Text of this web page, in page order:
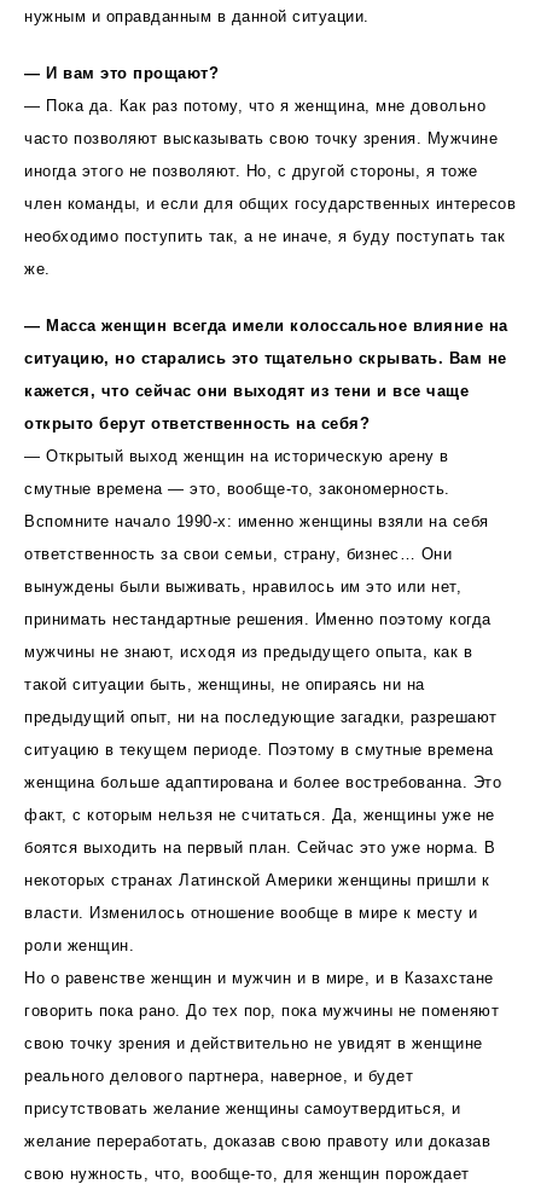
нужным и оправданным в данной ситуации.
— И вам это прощают?
— Пока да. Как раз потому, что я женщина, мне довольно
часто позволяют высказывать свою точку зрения. Мужчине
иногда этого не позволяют. Но, с другой стороны, я тоже
член команды, и если для общих государственных интересов
необходимо поступить так, а не иначе, я буду поступать так
же.
— Масса женщин всегда имели колоссальное влияние на
ситуацию, но старались это тщательно скрывать. Вам не
кажется, что сейчас они выходят из тени и все чаще
открыто берут ответственность на себя?
— Открытый выход женщин на историческую арену в
смутные времена — это, вообще-то, закономерность.
Вспомните начало 1990-х: именно женщины взяли на себя
ответственность за свои семьи, страну, бизнес… Они
вынуждены были выживать, нравилось им это или нет,
принимать нестандартные решения. Именно поэтому когда
мужчины не знают, исходя из предыдущего опыта, как в
такой ситуации быть, женщины, не опираясь ни на
предыдущий опыт, ни на последующие загадки, разрешают
ситуацию в текущем периоде. Поэтому в смутные времена
женщина больше адаптирована и более востребованна. Это
факт, с которым нельзя не считаться. Да, женщины уже не
боятся выходить на первый план. Сейчас это уже норма. В
некоторых странах Латинской Америки женщины пришли к
власти. Изменилось отношение вообще в мире к месту и
роли женщин.
Но о равенстве женщин и мужчин и в мире, и в Казахстане
говорить пока рано. До тех пор, пока мужчины не поменяют
свою точку зрения и действительно не увидят в женщине
реального делового партнера, наверное, и будет
присутствовать желание женщины самоутвердиться, и
желание переработать, доказав свою правоту или доказав
свою нужность, что, вообще-то, для женщин порождает